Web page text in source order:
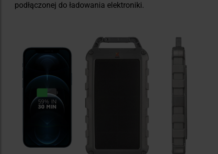
podłączonej do ładowania elektroniki.